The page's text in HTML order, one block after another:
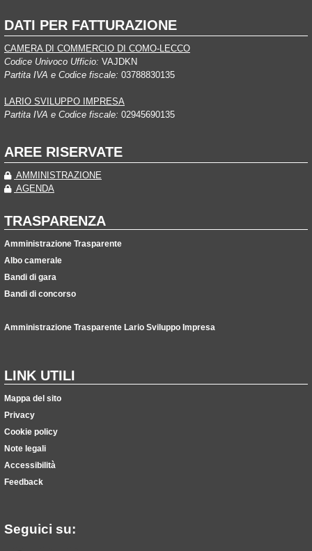
DATI PER FATTURAZIONE
CAMERA DI COMMERCIO DI COMO-LECCO
Codice Univoco Ufficio: VAJDKN
Partita IVA e Codice fiscale: 03788830135
LARIO SVILUPPO IMPRESA
Partita IVA e Codice fiscale: 02945690135
AREE RISERVATE
AMMINISTRAZIONE
AGENDA
TRASPARENZA
Amministrazione Trasparente
Albo camerale
Bandi di gara
Bandi di concorso
Amministrazione Trasparente Lario Sviluppo Impresa
LINK UTILI
Mappa del sito
Privacy
Cookie policy
Note legali
Accessibilità
Feedback
Seguici su: